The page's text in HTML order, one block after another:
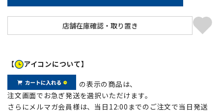
【 アイコンについて】
の表示の商品は、
注文画面でお急ぎ発送を選択いただけます。
さらにメルマガ会員様は、当日12:00までのご注文で当日発送